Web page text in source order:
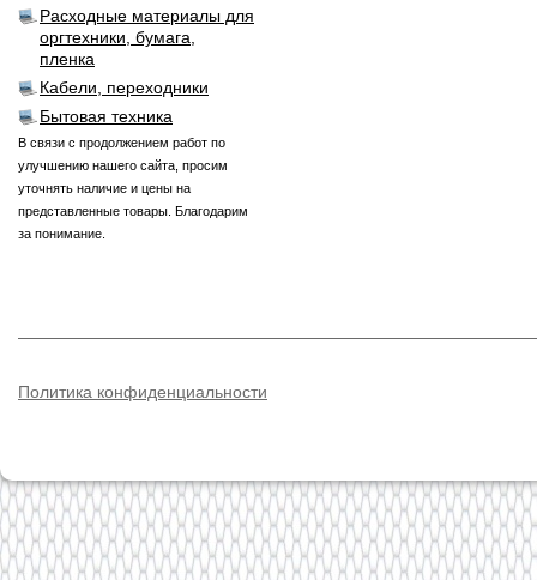
Расходные материалы для
оргтехники, бумага,
пленка
Кабели, переходники
Бытовая техника
В связи с продолжением работ по
улучшению нашего сайта, просим
уточнять наличие и цены на
представленные товары. Благодарим
за понимание.
Политика конфиденциальности